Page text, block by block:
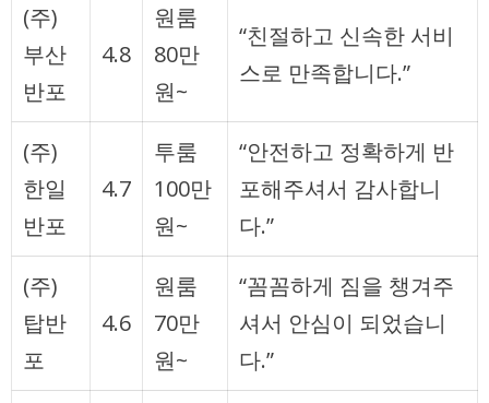
(주)
부산
반포
4.8
원룸
80만
원~
“친절하고 신속한 서비
스로 만족합니다.”
(주)
한일
반포
4.7
투룸
100만
원~
“안전하고 정확하게 반
포해주셔서 감사합니
다.”
(주)
탑반
포
4.6
원룸
70만
원~
“꼼꼼하게 짐을 챙겨주
셔서 안심이 되었습니
다.”